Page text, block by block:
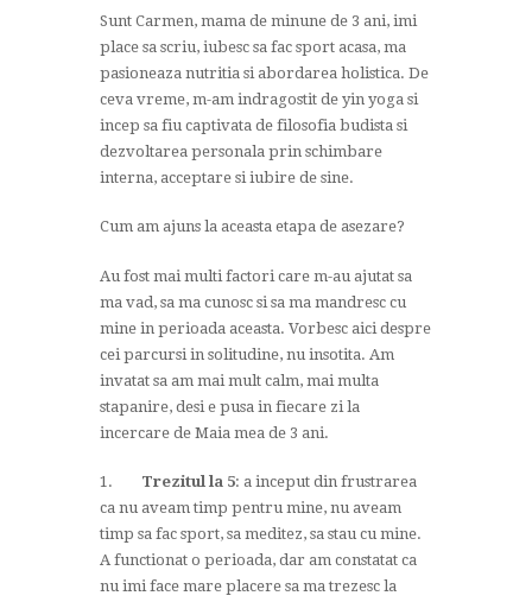
Sunt Carmen, mama de minune de 3 ani, imi
place sa scriu, iubesc sa fac sport acasa, ma
pasioneaza nutritia si abordarea holistica. De
ceva vreme, m-am indragostit de yin yoga si
incep sa fiu captivata de filosofia budista si
dezvoltarea personala prin schimbare
interna, acceptare si iubire de sine.
Cum am ajuns la aceasta etapa de asezare?
Au fost mai multi factori care m-au ajutat sa
ma vad, sa ma cunosc si sa ma mandresc cu
mine in perioada aceasta. Vorbesc aici despre
cei parcursi in solitudine, nu insotita. Am
invatat sa am mai mult calm, mai multa
stapanire, desi e pusa in fiecare zi la
incercare de Maia mea de 3 ani.
1. Trezitul la 5: a inceput din frustrarea
ca nu aveam timp pentru mine, nu aveam
timp sa fac sport, sa meditez, sa stau cu mine.
A functionat o perioada, dar am constatat ca
nu imi face mare placere sa ma trezesc la